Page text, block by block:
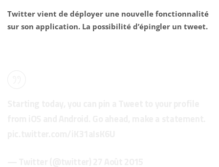
Twitter vient de déployer une nouvelle fonctionnalité
sur son application. La possibilité d’épingler un tweet.